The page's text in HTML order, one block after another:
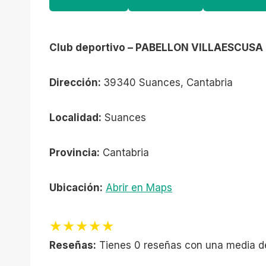
Club deportivo – PABELLON VILLAESCUSA
Dirección: 39340 Suances, Cantabria
Localidad: Suances
Provincia: Cantabria
Ubicación: Abrir en Maps
★★★★★
Reseñas: Tienes 0 reseñas con una media